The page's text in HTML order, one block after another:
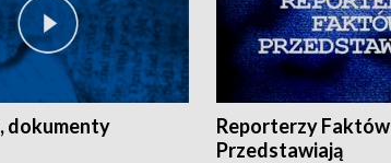
dokumenty
Reporterzy Faktów
Przedstawiają